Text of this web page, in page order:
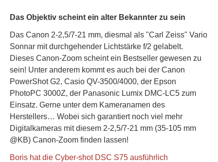
Das Objektiv scheint ein alter Bekannter zu sein
Das Canon 2-2,5/7-21 mm, diesmal als "Carl Zeiss" Vario
Sonnar mit durchgehender Lichtstärke f/2 gelabelt.
Dieses Canon-Zoom scheint ein Bestseller gewesen zu
sein! Unter anderem kommt es auch bei der Canon
PowerShot G2, Casio QV-3500/4000, der Epson
PhotoPC 3000Z, der Panasonic Lumix DMC-LC5 zum
Einsatz. Gerne unter dem Kameranamen des
Herstellers… Wobei sich garantiert noch viel mehr
Digitalkameras mit diesem 2-2,5/7-21 mm (35-105 mm
@KB) Canon-Zoom finden lassen!
Boris hat die Cyber-shot DSC S75 ausführlich